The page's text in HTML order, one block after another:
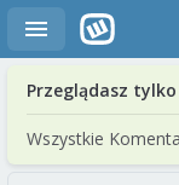
Przeglądasz
Wszystkie